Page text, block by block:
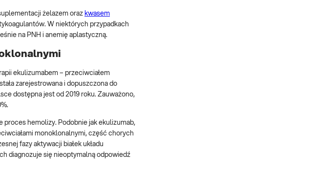
żelazem oraz kwasem
W niektórych przypadkach
na PNH i anemię aplastyczną.
ekulizumabem – przeciwciałem
zarejestrowana i dopuszczona do
dostępna jest od 2019 roku. Zauważono,
proces hemolizy. Podobnie jak ekulizumab,
monoklonalnymi, część chorych
fazy aktywacji białek układu
diagnozuje się nieoptymalną odpowiedź